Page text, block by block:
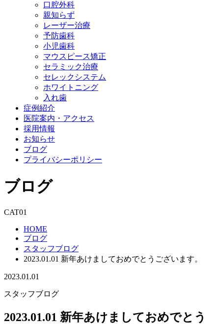
口腔外科
親知らず
レーザー治療
予防歯科
小児歯科
マウスピース矯正
セラミック治療
セレックシステム
ホワイトニング
入れ歯
症例紹介
医院案内・アクセス
採用情報
お知らせ
ブログ
プライバシーポリシー
ブログ
CAT01
HOME
ブログ
スタッフブログ
2023.01.01 新年あけましておめでとうございます。
2023.01.01
スタッフブログ
2023.01.01 新年あけましておめでとう